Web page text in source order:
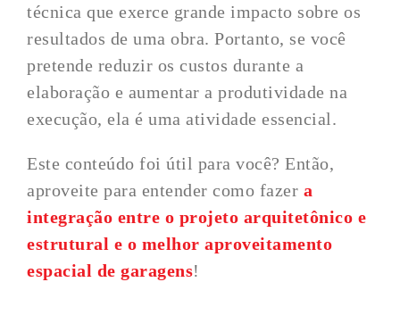
técnica que exerce grande impacto sobre os
resultados de uma obra. Portanto, se você
pretende reduzir os custos durante a
elaboração e aumentar a produtividade na
execução, ela é uma atividade essencial.
Este conteúdo foi útil para você? Então,
aproveite para entender como fazer a
integração entre o projeto arquitetônico e
estrutural e o melhor aproveitamento
espacial de garagens!